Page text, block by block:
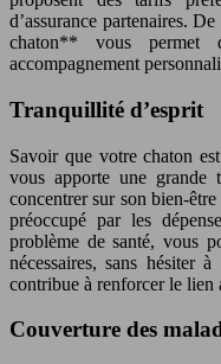
d’assurance partenaires.
chaton** vous permet
accompagnement
Tranquillité d’esprit
Savoir que votre chaton
vous apporte une grande
concentrer sur son bien-
préoccupé par les
problème de santé, vous
nécessaires, sans hésiter
contribue à renforcer le
Couverture des